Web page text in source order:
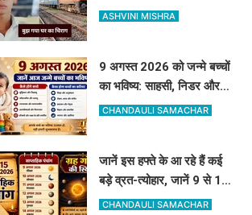
घर का इकलौता था बेटा
ASHVINI MISHRA
9 अगस्त 2026 को जन्मे बच्चों
का भविष्य: साहसी, निडर और
बेबाक होंगे बच्चे, जानें करियर
CHANDAULI SAMACHAR
जानें इस हफ्ते के आ रहे हैं कई
बड़े व्रत-त्योहार, जानें 9 से 15
अगस्त का पूरा साप्ताहिक पंचांग
CHANDAULI SAMACHAR